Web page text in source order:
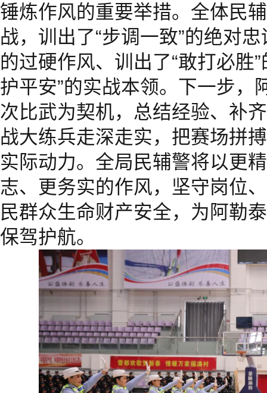
锤炼作风的重要举措。全体民
战，训出了“步调一致”的绝对
的过硬作风、训出了“敢打必胜
护平安”的实战本领。下一步，
次比武为契机，总结经验、补
战大练兵走深走实，把赛场拼
实际动力。全局民辅警将以更
志、更务实的作风，坚守岗位
民群众生命财产安全，为阿勒
保驾护航。